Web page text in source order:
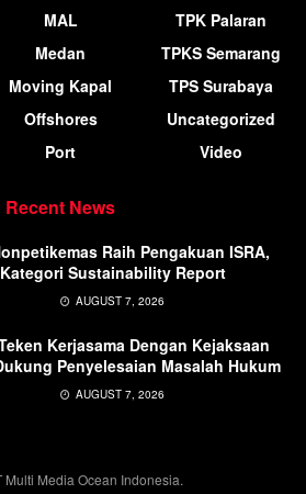
MAL
Medan
Moving Kapal
Offshores
Port
TPK Palaran
TPKS Semarang
TPS Surabaya
Uncategorized
Video
Recent News
Raih Pengakuan ISRA,
Kategori Sustainability Report
AUGUST 7, 2026
Kerjasama Dengan Kejaksaan
Penyelesaian Masalah Hukum
AUGUST 7, 2026
Multi Media Ocean Indonesia.